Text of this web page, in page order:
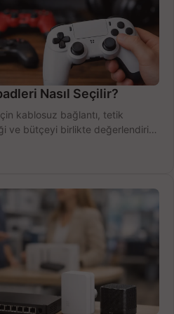
Nasıl Seçilir?
kablosuz bağlantı, tetik
ve bütçeyi birlikte değerlendirin;